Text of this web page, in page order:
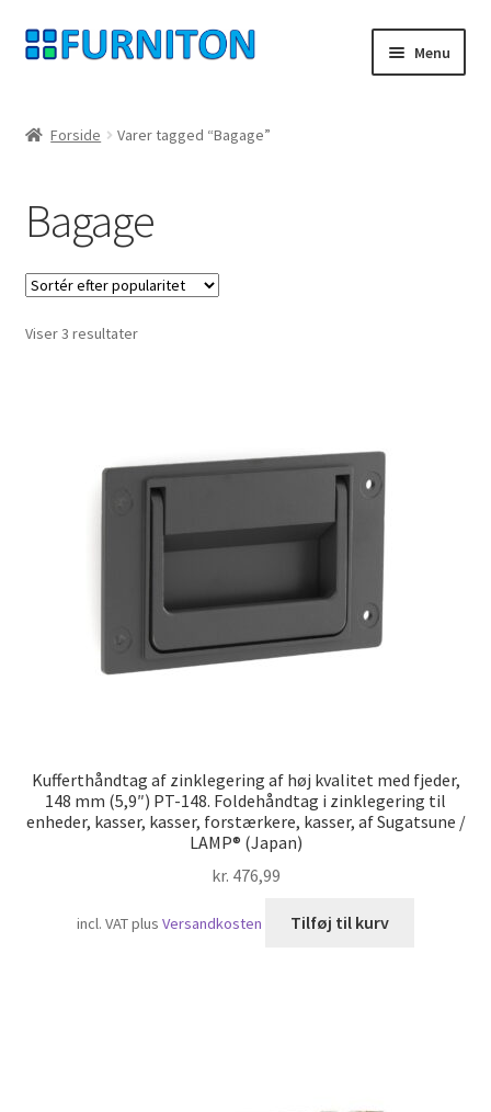
Spring
til
Spring
til
Menu
privatliv
fortrydelsesret
Kontakt
Forside Varer tagged “Bagage”
Bagage
Viser 3 resultaterSorteret
Kufferthåndtag af zinklegering af høj kvalitet med fjeder,
148 mm (5,9″) PT-148. Foldehåndtag i zinklegering til
enheder, kasser, kasser, forstærkere, kasser, af Sugatsune /
LAMP® (Japan)
kr. 476,99
incl. VATplusVersandkosten Tilføj til kurv